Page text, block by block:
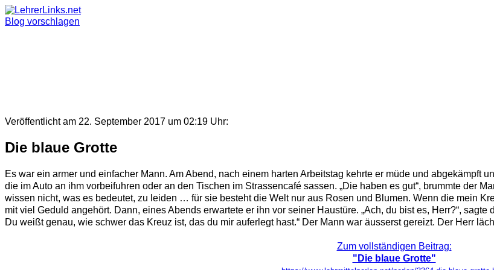
Skip
to
Blog vorschlagen
Veröffentlicht am 22. September 2017 um 02:19 Uhr:
Die blaue Grotte
Es war ein armer und einfacher Mann. Am Abend, nach einem harten Arbeitstag kehrte er müde und abgekämpft
die im Auto an ihm vorbeifuhren oder an den Tischen im Strassencafé sassen. „Die haben es gut“, brummte der
wissen nicht, was es bedeutet, zu leiden … für sie besteht die Welt nur aus Rosen und Blumen. Wenn die mein
mit viel Geduld angehört. Dann, eines Abends erwartete er ihn vor seiner Haustüre. „Ach, du bist es, Herr?“,
Du weißt genau, wie schwer das Kreuz ist, das du mir auferlegt hast.“ Der Mann war äusserst gereizt. Der Herr
Zum vollständigen Beitrag:
"Die blaue Grotte"